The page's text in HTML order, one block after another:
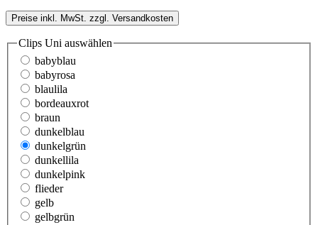
Preise inkl. MwSt. zzgl. Versandkosten
Clips Uni auswählen
babyblau
babyrosa
blaulila
bordeauxrot
braun
dunkelblau
dunkelgrün
dunkellila
dunkelpink
flieder
gelb
gelbgrün